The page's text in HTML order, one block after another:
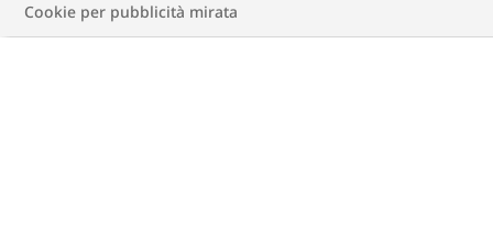
Cookie per pubblicità mirata